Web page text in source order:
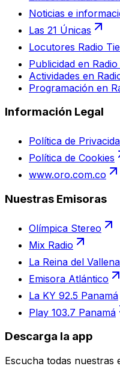
Noticias e
Las 21 Únicas
Locutores Radio
Publicidad en
Actividades en
Programación en
Información Legal
Política de
Política de Cookies
www.oro.com.co
Nuestras Emisoras
Olímpica Stereo
Mix Radio
La Reina del
Emisora Atlántico
La KY 92.5 Panamá
Play 103.7 Panamá
Descarga la app
Escucha todas nuestras